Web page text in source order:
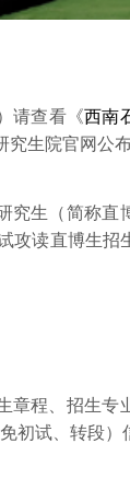
请查看《西南
生院官网公布
究生（简称直
攻读直博生招
章程、招生专
初试、转段）